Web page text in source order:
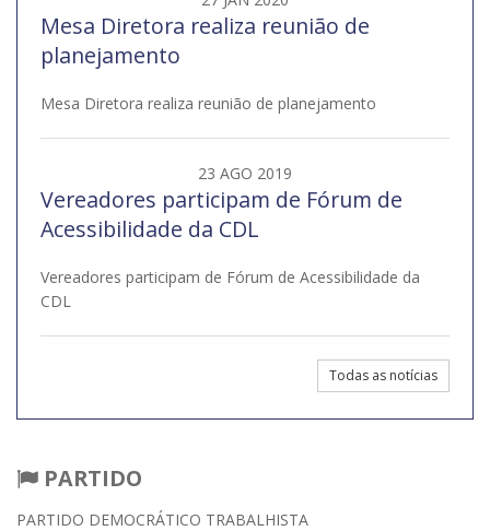
Mesa Diretora realiza reunião de
planejamento
Mesa Diretora realiza reunião de planejamento
23 AGO 2019
Vereadores participam de Fórum de
Acessibilidade da CDL
Vereadores participam de Fórum de Acessibilidade da
CDL
Todas as notícias
PARTIDO
PARTIDO DEMOCRÁTICO TRABALHISTA